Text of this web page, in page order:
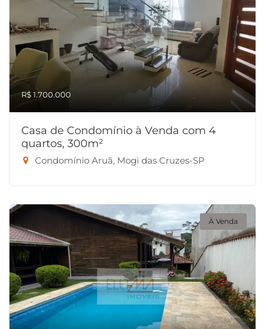
R$ 1.700.000
Casa de Condomínio à Venda com 4
quartos, 300m²
Condomínio Aruã, Mogi das Cruzes-SP
À Venda